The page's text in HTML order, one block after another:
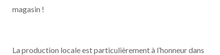
magasin !
La production locale est particulièrement à l’honneur dans